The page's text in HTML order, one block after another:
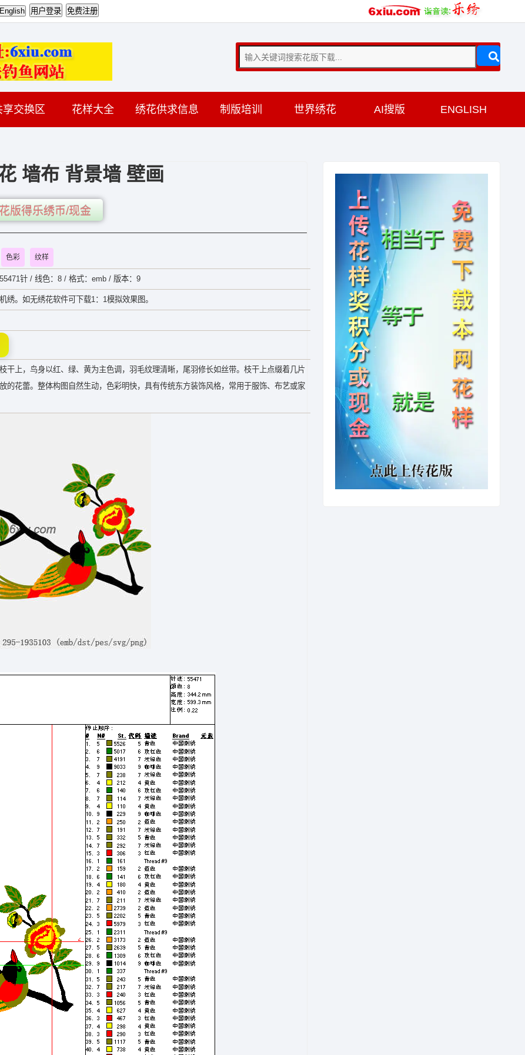
享交换区 花样大全 绣花供求信息 制版培训 世界绣花 AI搜版 ENGLISH
墙布 背景墙 壁画
版得乐绣币/现金
色彩 纹样
针 / 线色：8 / 格式：emb / 版本：9
。如无绣花软件可下载1：1模拟效果图。
上，鸟身以红、绿、黄为主色调，羽毛纹理清晰，尾羽修长如丝带。枝干上点缀着几片
的花蕾。整体构图自然生动，色彩明快，具有传统东方装饰风格，常用于服饰、布艺或家